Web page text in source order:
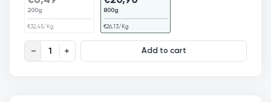
200g
€32,45/Kg
800g
€26,13/Kg
Datulės Mabrum quantity Add to cart